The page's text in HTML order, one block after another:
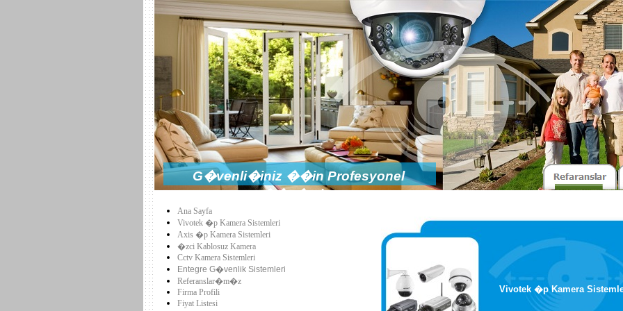
Ana Sayfa
Vivotek �p Kamera Sistemleri
Axis �p Kamera Sistemleri
�zci Kablosuz Kamera
Cctv Kamera Sistemleri
Entegre G�venlik Sistemleri
Referanslar�m�z
Firma Profili
Fiyat Listesi
Vivotek �p Kamera
G�venli�iniz ��in Profesyonel
��z�mler